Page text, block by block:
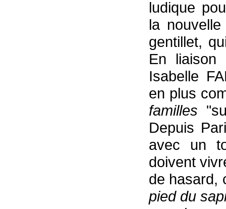
ludique
la
gentillet,
En liaison
Isabelle
en plus
familles
Depuis
avec un
doivent
de hasard,
pied du